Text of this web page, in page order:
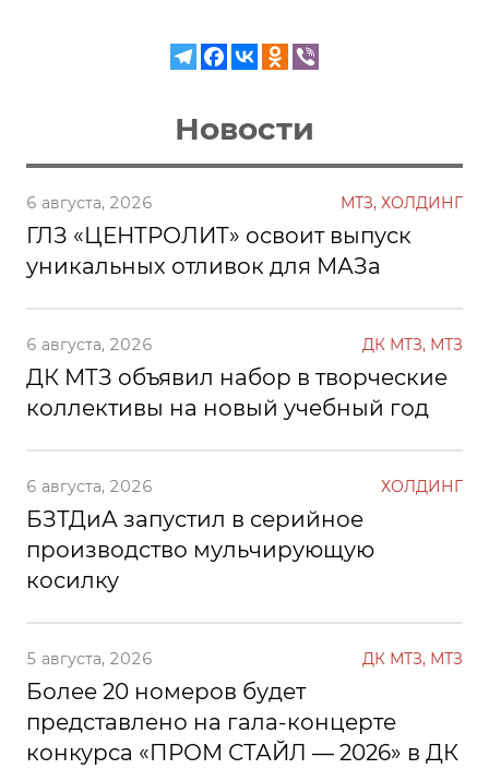
Новости
6 августа, 2026 МТЗ, ХОЛДИНГ
ГЛЗ «ЦЕНТРОЛИТ» освоит выпуск
уникальных отливок для МАЗа
6 августа, 2026 ДК МТЗ, МТЗ
ДК МТЗ объявил набор в творческие
коллективы на новый учебный год
6 августа, 2026 ХОЛДИНГ
БЗТДиА запустил в серийное
производство мульчирующую
косилку
5 августа, 2026 ДК МТЗ, МТЗ
Более 20 номеров будет
представлено на гала-концерте
конкурса «ПРОМ СТАЙЛ — 2026» в ДК